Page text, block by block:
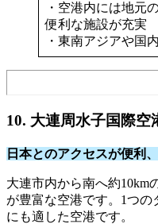
・空港内には地元
便利な施設が充実
・東南アジアや国
10. 大連周水子国際空
日本とのアクセスが便利
大連市内から南へ約10km
が豊富な空港です。1つの
にも適した空港です。